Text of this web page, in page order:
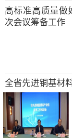
高标准高质量做
次会议筹备工作
全省先进铜基材